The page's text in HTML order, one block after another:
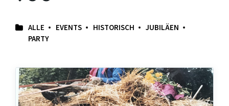
ALLE EVENTS HISTORISCH
JUBILÄEN
PARTY